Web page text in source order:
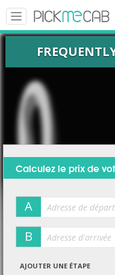
Toggle
navigation
Calculez le prix de
A
B
AJOUTER UNE ÉTAPE